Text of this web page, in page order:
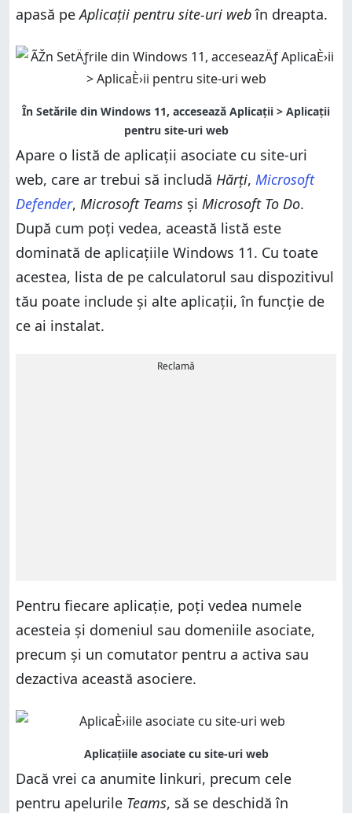
apasă peAplicații pentru site-uri webîn dreapta.
Apare o listă de aplicații asociate cu site-uri
web, care ar trebui să includă Hărți, Microsoft
Defender, Microsoft Teams și Microsoft To Do.
După cum poți vedea, această listă este
dominată de aplicațiile Windows 11. Cu toate
acestea, lista de pe calculatorul sau dispozitivul
tău poate include și alte aplicații, în funcție de
ce ai instalat.
Reclamă
Pentru fiecare aplicație, poți vedea numele
acesteia și domeniul sau domeniile asociate,
precum și un comutator pentru a activa sau
dezactiva această asociere.
Dacă vrei ca anumite linkuri, precum cele
pentru apelurile Teams, să se deschidă în